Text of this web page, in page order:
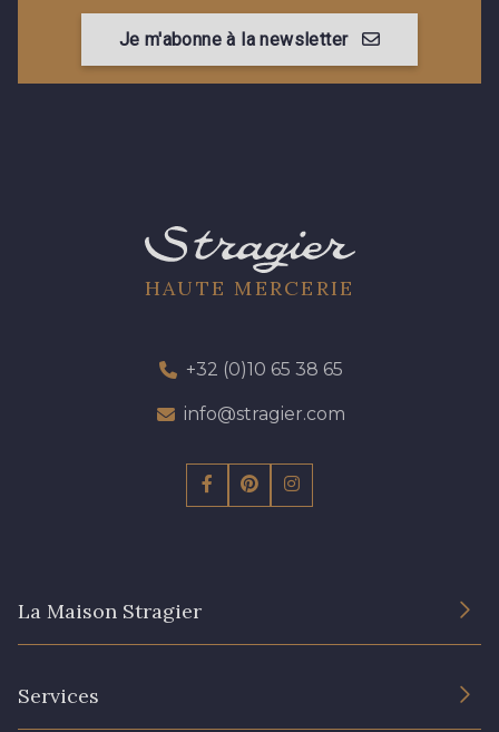
Je m'abonne à la newsletter
HAUTE MERCERIE
+32 (0)10 65 38 65
info@stragier.com
La Maison Stragier
Services